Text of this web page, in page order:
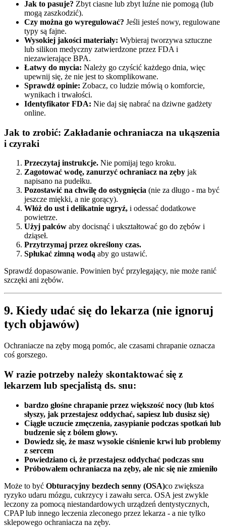
Jak to pasuje? Zbyt ciasne lub zbyt luźne nie pomogą (lub
mogą zaszkodzić).
Czy można go wyregulować? Jeśli jesteś nowy, regulowane
typy są fajne.
Wysokiej jakości materiały: Wybieraj tworzywa sztuczne
lub silikon medyczny zatwierdzone przez FDA i
niezawierające BPA.
Łatwy do mycia: Należy go czyścić każdego dnia, więc
upewnij się, że nie jest to skomplikowane.
Sprawdź opinie: Zobacz, co ludzie mówią o komforcie,
wynikach i trwałości.
Identyfikator FDA: Nie daj się nabrać na dziwne gadżety
online.
Jak to zrobić: Zakładanie ochraniacza na ukąszenia
i czyraki
Przeczytaj instrukcje. Nie pomijaj tego kroku.
Zagotować wodę, zanurzyć ochraniacz na zęby jak
napisano na pudełku.
Pozostawić na chwilę do ostygnięcia (nie za długo - ma być
jeszcze miękki, a nie gorący).
Włóż do ust i delikatnie ugryź, i odessać dodatkowe
powietrze.
Użyj palców aby docisnąć i ukształtować go do zębów i
dziąseł.
Przytrzymaj przez określony czas.
Spłukać zimną wodą aby go ustawić.
Sprawdź dopasowanie. Powinien być przylegający, nie może ranić
szczęki ani zębów.
9. Kiedy udać się do lekarza (nie ignoruj
tych objawów)
Ochraniacze na zęby mogą pomóc, ale czasami chrapanie oznacza
coś gorszego.
W razie potrzeby należy skontaktować się z
lekarzem lub specjalistą ds. snu:
bardzo głośne chrapanie przez większość nocy (lub ktoś
słyszy, jak przestajesz oddychać, sapiesz lub dusisz się)
Ciągłe uczucie zmęczenia, zasypianie podczas spotkań lub
budzenie się z bólem głowy.
Dowiedz się, że masz wysokie ciśnienie krwi lub problemy
z sercem
Powiedziano ci, że przestajesz oddychać podczas snu
Próbowałem ochraniacza na zęby, ale nic się nie zmieniło
Może to być Obturacyjny bezdech senny (OSA)co zwiększa
ryzyko udaru mózgu, cukrzycy i zawału serca. OSA jest zwykle
leczony za pomocą niestandardowych urządzeń dentystycznych,
CPAP lub innego leczenia zleconego przez lekarza - a nie tylko
sklepowego ochraniacza na zęby.